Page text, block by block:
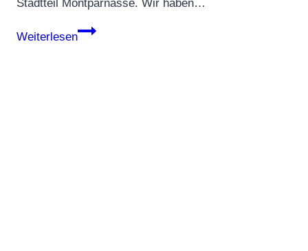
Stadtteil Montparnasse. Wir haben…
Weiterlesen
Villa